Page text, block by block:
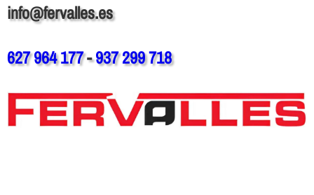
info@fervalles.es
627 964 177-937 299 718